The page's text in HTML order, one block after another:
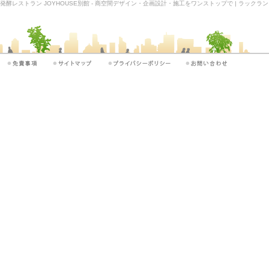
発酵レストラン JOYHOUSE別館 - 商空間デザイン・企画設計・施工をワンストップで | ラックラ